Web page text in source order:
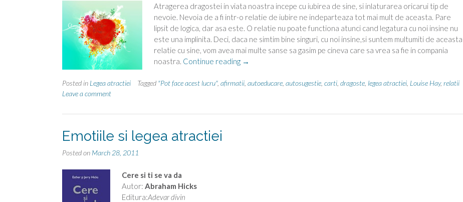
Atragerea dragostei in viata noastra incepe cu iubirea de sine, si inlaturarea oricarui tip de
nevoie. Nevoia de a fi intr-o relatie de iubire ne indeparteaza tot mai mult de aceasta. Pare
lipsit de logica, dar asa este. O relatie nu poate functiona atunci cand legatura cu noi insine nu
este una implinita. Deci, daca ne simtim bine singuri, cu noi insine,si suntem multumiti de aceasta
relatie cu sine, vom avea mai multe sanse sa gasim pe cineva care sa vrea sa fie in compania
noastra. Continue reading “Atrage
→
Posted in Legea atractiei Tagged "Pot face acest lucru", afirmatii autoeducare autosugestie carti dragoste legea atractiei Louise Hay, relatii
Leave a comment
Emotiile si legea atractiei
Posted on March 28, 2011
Cere si ti se va da
Autor: Abraham Hicks
Editura:Adevar divin